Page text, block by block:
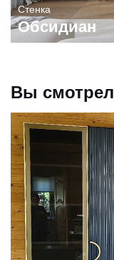
Стенка
Обсидиан
Вы